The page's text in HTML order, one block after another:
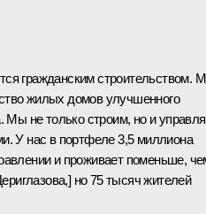
гражданским строительством.
жилых домов улучшенного
Мы не только строим, но и
У нас в портфеле 3,5 миллиона
и проживает поменьше,
но 75 тысяч жителей